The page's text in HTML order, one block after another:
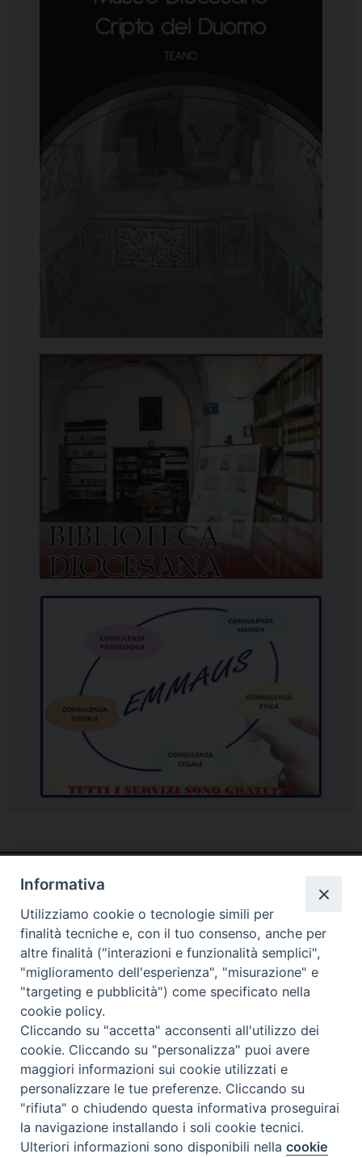
Piazza Duomo
81057 TEANO (CE)
Tel. 0823875428
Copyright © 2025
PREFERENZE COOKIE
Informativa
Utilizziamo cookie o tecnologie simili per
finalità tecniche e, con il tuo consenso, anche per
altre finalità ("interazioni e funzionalità semplici",
"miglioramento dell'esperienza", "misurazione" e
"targeting e pubblicità") come specificato nella
cookie policy.
Cliccando su "accetta" acconsenti all'utilizzo dei
cookie. Cliccando su "personalizza" puoi avere
maggiori informazioni sui cookie utilizzati e
personalizzare le tue preferenze. Cliccando su
"rifiuta" o chiudendo questa informativa proseguirai
la navigazione installando i soli cookie tecnici.
Ulteriori informazioni sono disponibili nellacookie